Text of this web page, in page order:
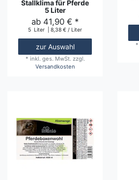
Stallklima für Pferde
5 Liter
ab 41,90 € *
5 Liter | 8,38 € / Liter
zur Auswahl
* inkl. ges. MwSt. zzgl.
Versandkosten
*